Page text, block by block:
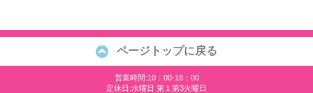
ページトップに戻る
営業時間:10：00-18：00
定休日:水曜日 第１第3火曜日